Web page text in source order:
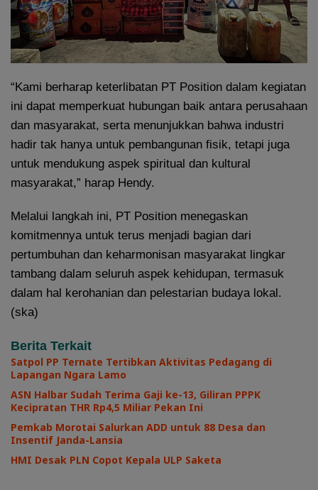
“Kami berharap keterlibatan PT Position dalam kegiatan
ini dapat memperkuat hubungan baik antara perusahaan
dan masyarakat, serta menunjukkan bahwa industri
hadir tak hanya untuk pembangunan fisik, tetapi juga
untuk mendukung aspek spiritual dan kultural
masyarakat,” harap Hendy.
Melalui langkah ini, PT Position menegaskan
komitmennya untuk terus menjadi bagian dari
pertumbuhan dan keharmonisan masyarakat lingkar
tambang dalam seluruh aspek kehidupan, termasuk
dalam hal kerohanian dan pelestarian budaya lokal.
(ska)
Berita Terkait
Satpol PP Ternate Tertibkan Aktivitas Pedagang di
Lapangan Ngara Lamo
ASN Halbar Sudah Terima Gaji ke-13, Giliran PPPK
Kecipratan THR Rp4,5 Miliar Pekan Ini
Pemkab Morotai Salurkan ADD untuk 88 Desa dan
Insentif Janda-Lansia
HMI Desak PLN Copot Kepala ULP Saketa